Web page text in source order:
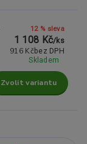
12 % sleva
1 108 Kč/ks
916 Kč bez DPH
Skladem
Zvolit variantu